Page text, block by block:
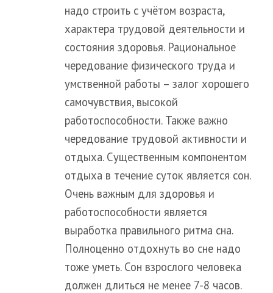
надо строить с учётом возраста,
характера трудовой деятельности и
состояния здоровья. Рациональное
чередование физического труда и
умственной работы – залог хорошего
самочувствия, высокой
работоспособности. Также важно
чередование трудовой активности и
отдыха. Существенным компонентом
отдыха в течение суток является сон.
Очень важным для здоровья и
работоспособности является
выработка правильного ритма сна.
Полноценно отдохнуть во сне надо
тоже уметь. Сон взрослого человека
должен длиться не менее 7-8 часов.